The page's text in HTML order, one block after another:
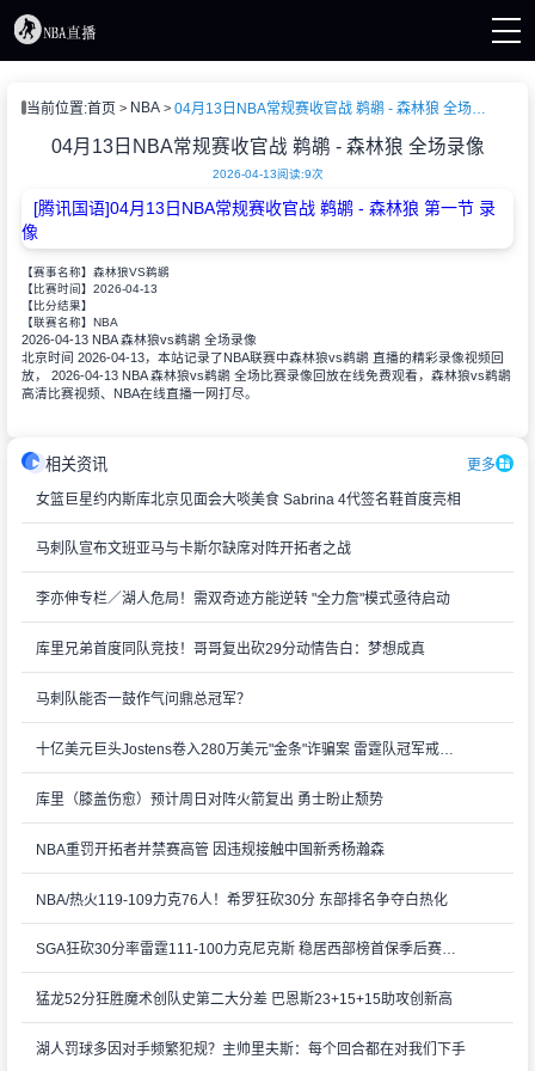
播
当前位置:首页 NBA 04月13日NBA常规赛收官战 鹈鹕 - 森林狼 全场录像
04月13日NBA常规赛收官战 鹈鹕 - 森林狼 全场录像
2026-04-13阅读:9次
[腾讯国语]04月13日NBA常规赛收官战 鹈鹕 - 森林狼 第一节 录
像
【赛事名称】 森林狼VS鹈鹕
【比赛时间】 2026-04-13
【比分结果】
【联赛名称】 NBA
2026-04-13 NBA 森林狼vs鹈鹕 全场录像
北京时间 2026-04-13，本站记录了NBA联赛中森林狼vs鹈鹕 直播的精彩录像视频回
放， 2026-04-13 NBA 森林狼vs鹈鹕 全场比赛录像回放在线免费观看，森林狼vs鹈鹕
高清比赛视频、NBA在线直播一网打尽。
相关资讯 更多
女篮巨星约内斯库北京见面会大啖美食 Sabrina 4代签名鞋首度亮相
马刺队宣布文班亚马与卡斯尔缺席对阵开拓者之战
李亦伸专栏／湖人危局！需双奇迹方能逆转 "全力詹"模式亟待启动
库里兄弟首度同队竞技！哥哥复出砍29分动情告白：梦想成真
马刺队能否一鼓作气问鼎总冠军？
十亿美元巨头Jostens卷入280万美元"金条"诈骗案 雷霆队冠军戒指陷来源疑云
库里（膝盖伤愈）预计周日对阵火箭复出 勇士盼止颓势
NBA重罚开拓者并禁赛高管 因违规接触中国新秀杨瀚森
NBA/热火119-109力克76人！希罗狂砍30分 东部排名争夺白热化
SGA狂砍30分率雷霆111-100力克尼克斯 稳居西部榜首保季后赛主场优势
猛龙52分狂胜魔术创队史第二大分差 巴恩斯23+15+15助攻创新高
湖人罚球多因对手频繁犯规？主帅里夫斯：每个回合都在对我们下手